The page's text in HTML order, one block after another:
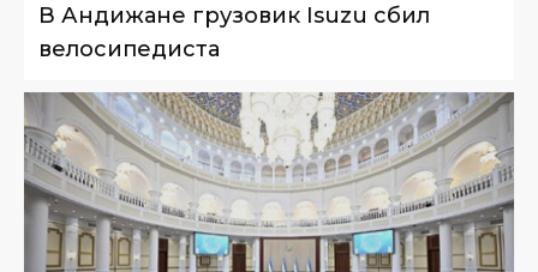
В Андижане грузовик Isuzu сбил
велосипедиста